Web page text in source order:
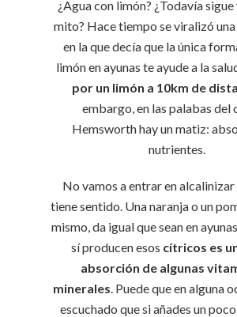
¿Agua con limón? ¿Todavía
mito? Hace tiempo se viralizó
en la que decía que la única
limón en ayunas te ayude a la
por un limón a 10km de
embargo, en las palabas del
Hemsworth hay un matiz:
nutrientes.
No vamos a entrar en
tiene sentido. Una naranja o un
mismo, da igual que sean en
sí producen esos cítricos es
absorción de algunas
minerales . Puede que en alguna
escuchado que si añades un